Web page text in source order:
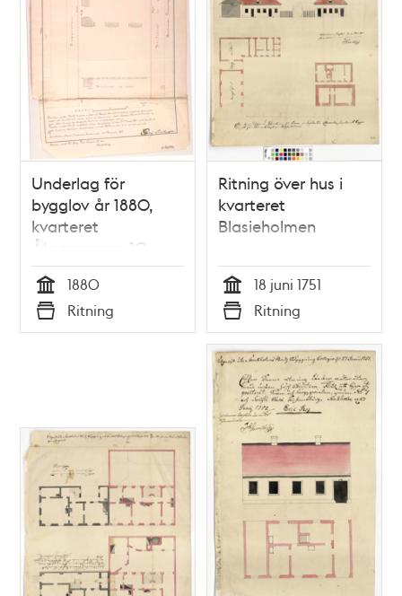
Underlag för
bygglov år 1880,
kvarteret
Åkermannen 10,
nuvarande kvarteret
Vårdtornet
Tid
1880
Typ
Ritning
Ritning över hus i
kvarteret
Blasieholmen
Tid
18 juni 1751
Typ
Ritning